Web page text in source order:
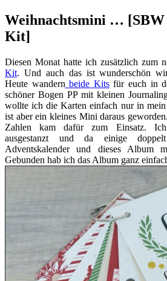
Weihnachtsmini … [SBW
Kit]
Diesen Monat hatte ich zusätzlich zum
Kit. Und auch das ist wunderschön
Heute wandern beide Kitsfür euch in
schöner Bogen PP mit kleinen
wollte ich die Karten einfach nur in
ist aber ein kleines Mini daraus
Zahlen kam dafür zum Einsatz.
ausgestanzt und da einige
Adventskalender und dieses Album
Gebunden hab ich das Album ganz